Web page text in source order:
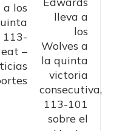
a los
113-
–